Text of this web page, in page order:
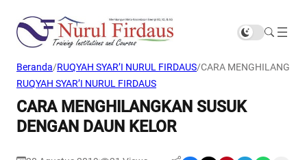
Beranda/RUQYAH SYAR’I NURUL FIRDAUS/CARA
RUQYAH SYAR’I NURUL FIRDAUS
CARA MENGHILANGKAN SUSUK
DENGAN DAUN KELOR